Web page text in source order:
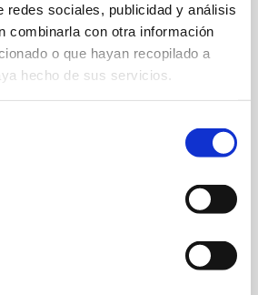
redes sociales, publicidad y análisis
combinarla con otra información
o que hayan recopilado a
hecho de sus servicios.
1